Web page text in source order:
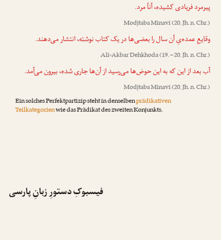
پیرمرد فریادیکشیده، آناً مرد.
Modjtaba Minavi(20. Jh. n. Chr.)
وقایعِ عمده‌یِ آن سال را بعضی‌ها در یک کتابنوشته، انتشار می‌دهند.
Ali-Akbar Dehkhoda(19. – 20. Jh. n. Chr.)
آب بعد از این که به این حوض‌ها می‌رسید از آن‌ها جاریشده، بیرون می‌آمد.
Modjtaba Minavi(20. Jh. n. Chr.)
Ein solches Perfektpartizip steht in denselbenprädikativen
Teilkategorienwie das Prädikat des zweiten Konjunkts.
فیسبوکِ دستورِ زبانِ پارسی